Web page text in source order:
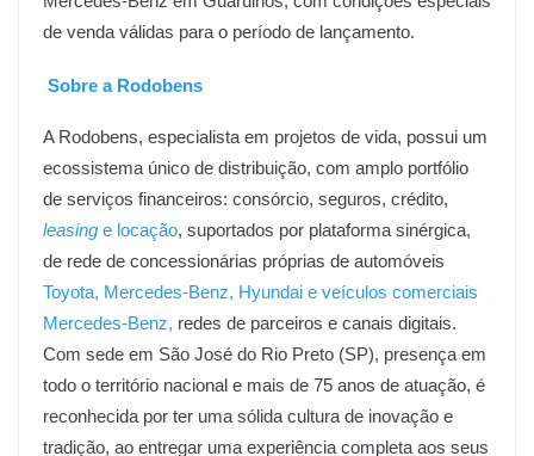
de venda válidas para o período de lançamento.
Sobre a Rodobens
A Rodobens, especialista em projetos de vida, possui um
ecossistema único de distribuição, com amplo portfólio
de serviços financeiros: consórcio, seguros, crédito,
leasing e locação, suportados por plataforma sinérgica,
de rede de concessionárias próprias de automóveis
Toyota, Mercedes-Benz, Hyundai e veículos comerciais
Mercedes-Benz, redes de parceiros e canais digitais.
Com sede em São José do Rio Preto (SP), presença em
todo o território nacional e mais de 75 anos de atuação, é
reconhecida por ter uma sólida cultura de inovação e
tradição, ao entregar uma experiência completa aos seus